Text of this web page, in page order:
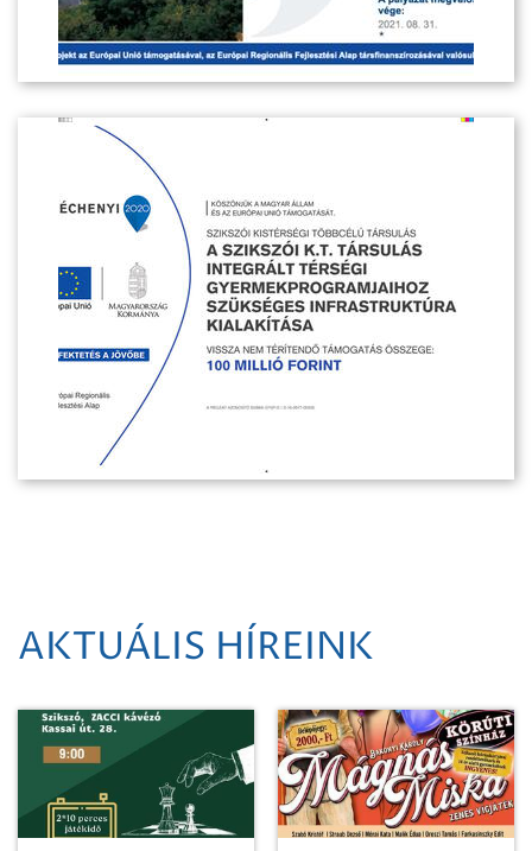
AKTUÁLIS HÍREINK